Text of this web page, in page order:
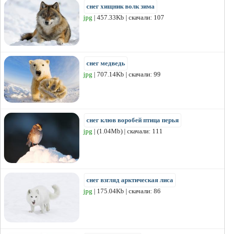
снег хищник волк зима
jpg | 457.33Kb | скачали: 107
снег медведь
jpg | 707.14Kb | скачали: 99
снег клюв воробей птица перья
jpg | (1.04Mb) | скачали: 111
снег взгляд арктическая лиса
jpg | 175.04Kb | скачали: 86